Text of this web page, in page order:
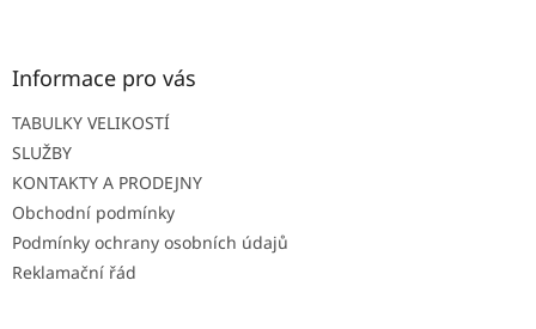
Informace pro vás
TABULKY VELIKOSTÍ
SLUŽBY
KONTAKTY A PRODEJNY
Obchodní podmínky
Podmínky ochrany osobních údajů
Reklamační řád